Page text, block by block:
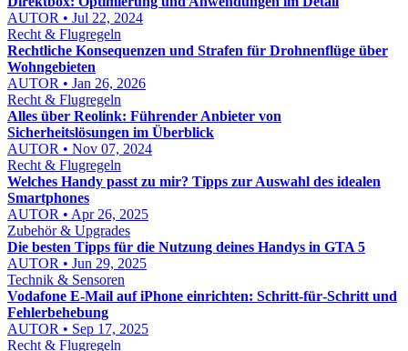
AUTOR • Jul 22, 2024
Recht & Flugregeln
Rechtliche Konsequenzen und Strafen für Drohnenflüge über
Wohngebieten
AUTOR • Jan 26, 2026
Recht & Flugregeln
Alles über Reolink: Führender Anbieter von
Sicherheitslösungen im Überblick
AUTOR • Nov 07, 2024
Recht & Flugregeln
Welches Handy passt zu mir? Tipps zur Auswahl des idealen
Smartphones
AUTOR • Apr 26, 2025
Zubehör & Upgrades
Die besten Tipps für die Nutzung deines Handys in GTA 5
AUTOR • Jun 29, 2025
Technik & Sensoren
Vodafone E‑Mail auf iPhone einrichten: Schritt‑für‑Schritt und
Fehlerbehebung
AUTOR • Sep 17, 2025
Recht & Flugregeln